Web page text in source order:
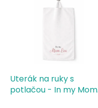
Uterák na ruky s
potlačou - In my Mom